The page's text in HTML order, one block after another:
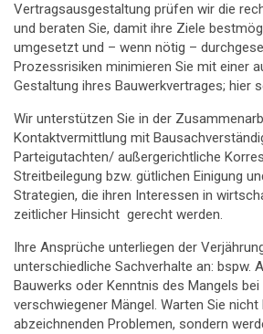
Vertragsausgestaltung prüfen wir die
und beraten Sie, damit ihre Ziele
umgesetzt und – wenn nötig –
Prozessrisiken minimieren Sie mit einer
Gestaltung ihres Bauwerkvertrages; hier
Wir unterstützen Sie in der
Kontaktvermittlung mit
Parteigutachten/ außergerichtliche
Streitbeilegung bzw. gütlichen Einigung
Strategien, die ihren Interessen in
zeitlicher Hinsicht gerecht werden.
Ihre Ansprüche unterliegen der
unterschiedliche Sachverhalte an: bspw.
Bauwerks oder Kenntnis des Mangels bei
verschwiegener Mängel. Warten Sie nicht
abzeichnenden Problemen, sondern